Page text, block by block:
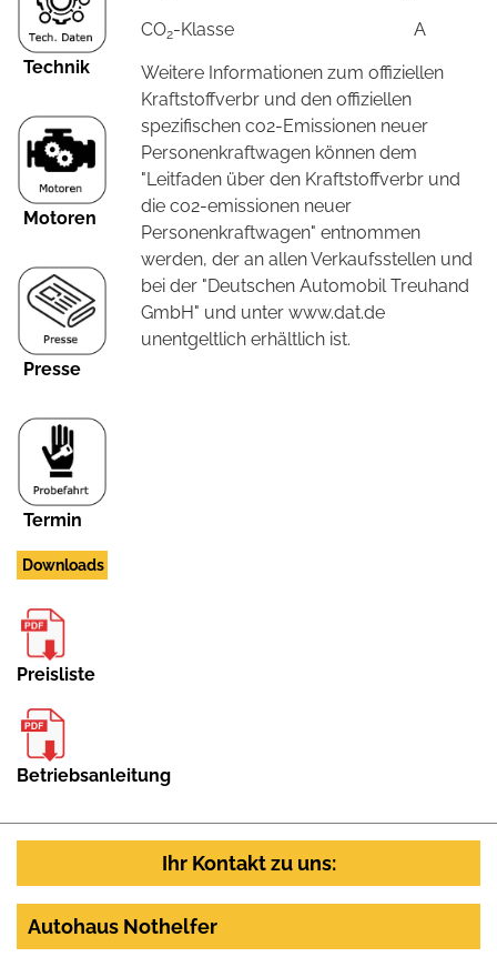
Technik
Motoren
Presse
Termin
Downloads
Preisliste
Betriebsanleitung
CO2-Klasse A
Weitere Informationen zum offiziellen
Kraftstoffverbr und den offiziellen
spezifischen co2-Emissionen neuer
Personenkraftwagen können dem
"Leitfaden über den Kraftstoffverbr und
die co2-emissionen neuer
Personenkraftwagen" entnommen
werden, der an allen Verkaufsstellen und
bei der "Deutschen Automobil Treuhand
GmbH" und unter www.dat.de
unentgeltlich erhältlich ist.
Ihr Kontakt zu uns:
Autohaus Nothelfer